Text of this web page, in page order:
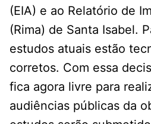
(EIA) e ao Relatório de
(Rima) de Santa Isabel.
estudos atuais estão
corretos. Com essa
fica agora livre para
audiências públicas da